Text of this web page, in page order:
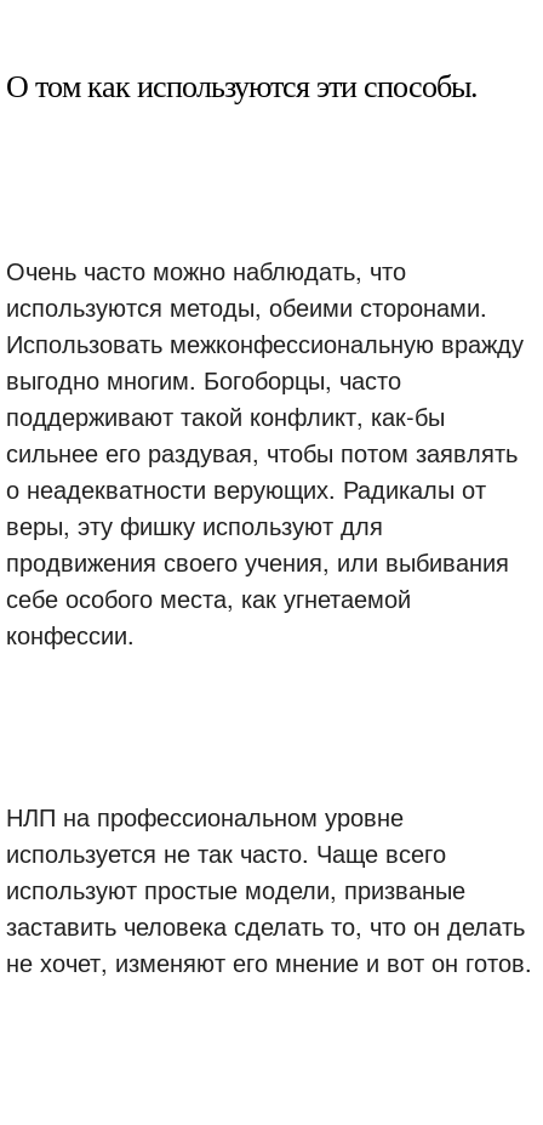
О том как используются эти способы.
Очень часто можно наблюдать, что
используются методы, обеими сторонами.
Использовать межконфессиональную вражду
выгодно многим. Богоборцы, часто
поддерживают такой конфликт, как-бы
сильнее его раздувая, чтобы потом заявлять
о неадекватности верующих. Радикалы от
веры, эту фишку используют для
продвижения своего учения, или выбивания
себе особого места, как угнетаемой
конфессии.
НЛП на профессиональном уровне
используется не так часто. Чаще всего
используют простые модели, призваные
заставить человека сделать то, что он делать
не хочет, изменяют его мнение и вот он готов.